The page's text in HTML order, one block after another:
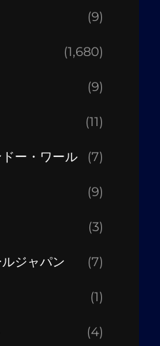
(9)
(1,680)
(9)
(11)
ー・ワール (7)
(9)
(3)
ジャパン (7)
(1)
(4)